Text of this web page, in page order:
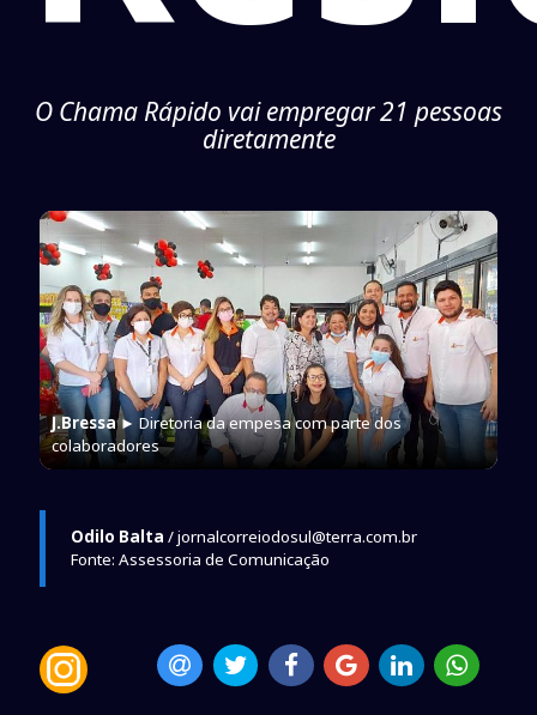
O Chama Rápido vai empregar 21 pessoas
diretamente
J.Bressa► Diretoria da empesa com parte dos
colaboradores
Odilo Balta / jornalcorreiodosul@terra.com.br
Fonte: Assessoria de Comunicação